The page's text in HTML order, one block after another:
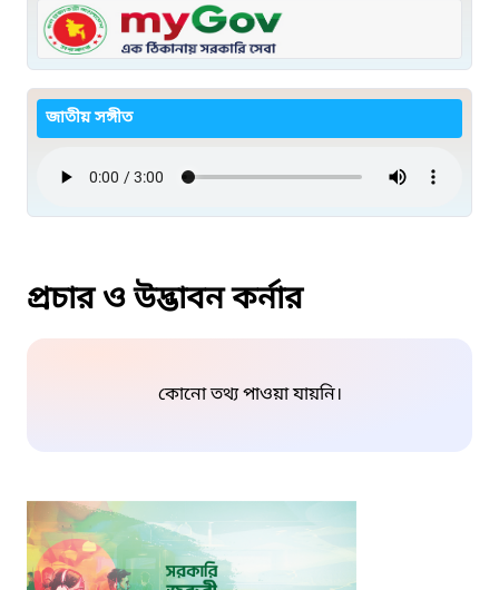
জাতীয় সঙ্গীত
প্রচার ও উদ্ভাবন কর্নার
কোনো তথ্য পাওয়া যায়নি।